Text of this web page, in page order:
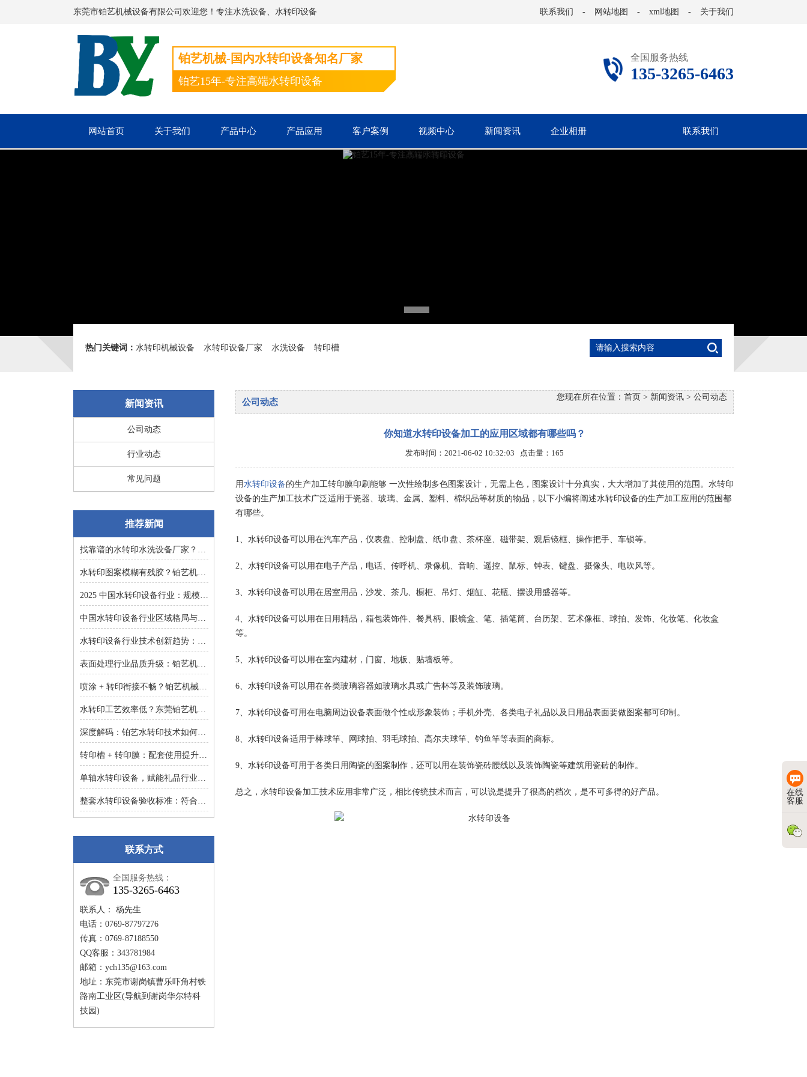
东莞市铂艺机械设备有限公司欢迎您！专注水洗设备、水转印设备 联系我们 - 网站地图 - xml地图 - 关于我们
铂艺机械-国内水转印设备知名厂家
铂艺15年-专注高端水转印设备
全国服务热线
135-3265-6463
网站首页 关于我们 产品中心 产品应用 客户案例 视频中心 新闻资讯 企业相册 联系我们
热门关键词： 水转印机械设备 水转印设备厂家 水洗设备 转印槽
新闻资讯
公司动态
行业动态
常见问题
推荐新闻
找靠谱的水转印水洗设备厂家？东莞铂艺机械提供一对一非标定制
水转印图案模糊有残胶？铂艺机械自动化水洗设备一键解决难题
2025 中国水转印设备行业：规模扩张、结构优化与增长逻辑深度解析
中国水转印设备行业区域格局与投资机会：集群效应与增量市场的双重红利
水转印设备行业技术创新趋势：智能化、环保化与精密化的突围之路
表面处理行业品质升级：铂艺机械水转印设备重塑装饰工艺新标准
喷涂 + 转印衔接不畅？铂艺机械：自动喷涂生产线 + 水转印设备，实现全流程自动化
水转印工艺效率低？东莞铂艺机械：整套水转印设备，适配多场景生产需求
深度解码：铂艺水转印技术如何重新定义曲面包装价值链
转印槽 + 转印膜：配套使用提升实验成功率-铂艺机械设备有限公司
单轴水转印设备，赋能礼品行业小批量定制：高效、省心、低成本-铂艺机械设备有限公司
整套水转印设备验收标准：符合行业质量规范是核心-铂艺机械设备有限公司
联系方式
全国服务热线：
135-3265-6463
联系人： 杨先生
电话：0769-87797276
传真：0769-87188550
QQ客服：343781984
邮箱： ych135@163.com
地址：东莞市谢岗镇曹乐吓角村铁
路南工业区(导航到谢岗华尔特科
技园)
您现在所在位置： 首页 > 新闻资讯 > 公司动态
公司动态
你知道水转印设备加工的应用区域都有哪些吗？
发布时间：2021-06-02 10:32:03 点击量： 165
用水转印设备的生产加工转印膜印刷能够 一次性绘制多色图案设计，无需上色，图案设计十分真实，大大增加了其使用的范围。水转印
设备的生产加工技术广泛适用于瓷器、玻璃、金属、塑料、棉织品等材质的物品，以下小编将阐述水转印设备的生产加工应用的范围都
有哪些。
1、水转印设备可以用在汽车产品，仪表盘、控制盘、纸巾盘、茶杯座、磁带架、观后镜框、操作把手、车锁等。
2、水转印设备可以用在电子产品，电话、传呼机、录像机、音响、遥控、鼠标、钟表、键盘、摄像头、电吹风等。
3、水转印设备可以用在居室用品，沙发、茶几、橱柜、吊灯、烟缸、花瓶、摆设用盛器等。
4、水转印设备可以用在日用精品，箱包装饰件、餐具柄、眼镜盒、笔、插笔筒、台历架、艺术像框、球拍、发饰、化妆笔、化妆盒
等。
5、水转印设备可以用在室内建材，门窗、地板、贴墙板等。
6、水转印设备可以用在各类玻璃容器如玻璃水具或广告杯等及装饰玻璃。
7、水转印设备可用在电脑周边设备表面做个性或形象装饰；手机外壳、各类电子礼品以及日用品表面要做图案都可印制。
8、水转印设备适用于棒球竿、网球拍、羽毛球拍、高尔夫球竿、钓鱼竿等表面的商标。
9、水转印设备可用于各类日用陶瓷的图案制作，还可以用在装饰瓷砖腰线以及装饰陶瓷等建筑用瓷砖的制作。
总之，水转印设备加工技术应用非常广泛，相比传统技术而言，可以说是提升了很高的档次，是不可多得的好产品。
在线
客服